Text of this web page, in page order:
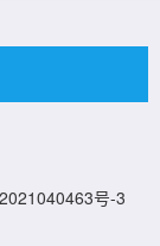
号-3